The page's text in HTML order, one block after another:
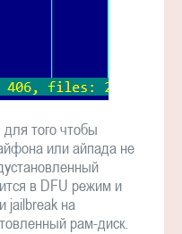
того чтобы
или айпада не
в DFU режим и
jailbreak на
рам-диск.